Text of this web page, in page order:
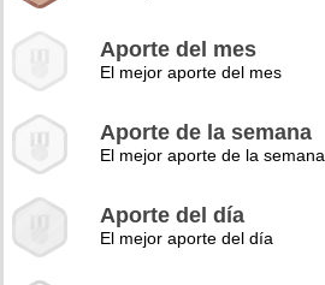
Aporte del mes
El mejor aporte del mes
Aporte de la semana
El mejor aporte de la semana
Aporte del día
El mejor aporte del día